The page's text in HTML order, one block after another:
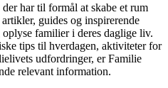
har til formål at skabe et rum
guides og inspirerende
familier i deres daglige liv.
tips til hverdagen, aktiviteter for
udfordringer, er Familie
relevant information.